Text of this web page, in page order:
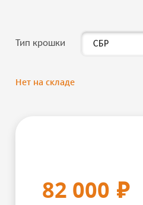
Тип крошки
Нет на складе
82 000 ₽